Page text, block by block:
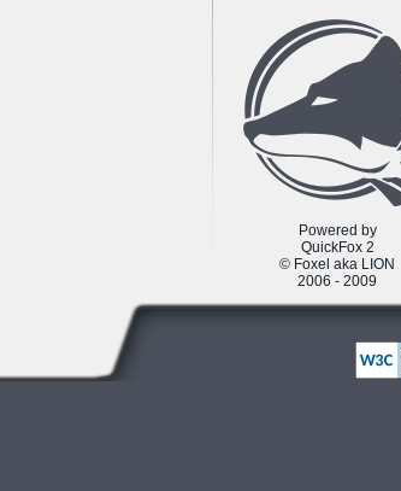
Powered by
QuickFox 2
© Foxel aka LION
2006 - 2009